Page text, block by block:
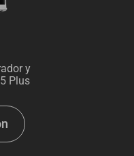
y
Plus